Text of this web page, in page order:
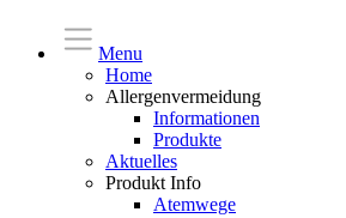
Menu
Home
Allergenvermeidung
Informationen
Produkte
Aktuelles
Produkt Info
Atemwege